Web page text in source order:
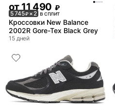
от11 490 ₽
5 745₽× 2 в сплит
Кроссовки New Balance
2002R Gore-Tex Black Grey
15 дней